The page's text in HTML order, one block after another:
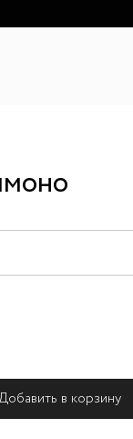
в корзину